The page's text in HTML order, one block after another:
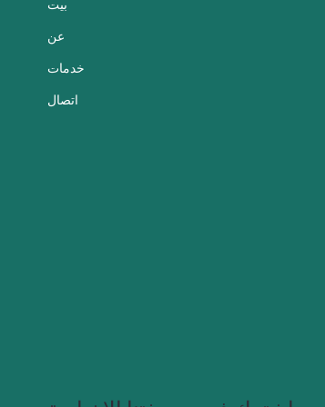
بيت
عن
خدمات
اتصال